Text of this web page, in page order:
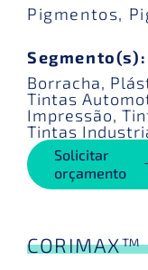
Pigmentos,
Segmento(s):
Borracha,
Tintas
Impressão,
Tintas
Solicitar
orçamento
CORIMAX™